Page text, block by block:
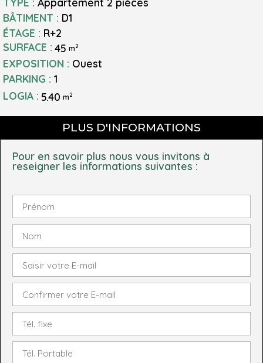
BÂTIMENT : D1
ÉTAGE : R+2
SURFACE : 45 m2
EXPOSITION : Ouest
PARKING : 1
LOGIA : 5.40 m2
PLUS D'INFORMATIONS
Pour en savoir plus nous vous invitons à
reseigner les informations suivantes :